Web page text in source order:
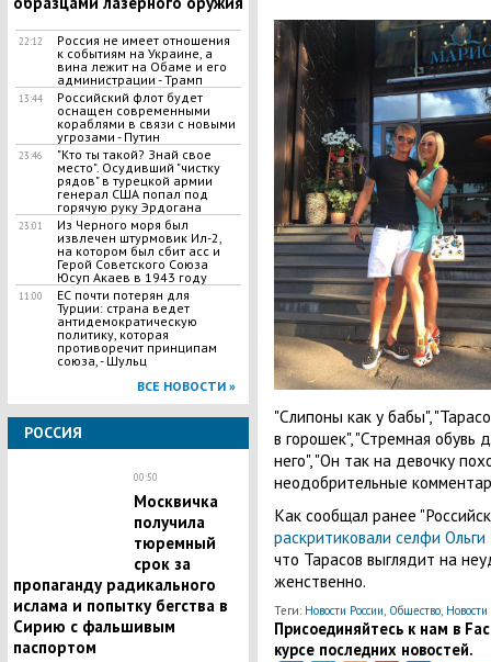
22:12
Россия не имеет отношения
к событиям на Украине, а
вина лежит на Обаме и его
администрации - Трамп
13:44
Российский флот будет
оснащен современными
кораблями в связи с новыми
угрозами - Путин
23:46
"Кто ты такой? Знай свое
место". Осудивший "чистку
рядов" в турецкой армии
генерал США попал под
горячую руку Эрдогана
23:01
Из Черного моря был
извлечен штурмовик Ил-2,
на котором был сбит асс и
Герой Советского Союза
Юсуп Акаев в 1943 году
11:00
ЕС почти потерян для
Турции: страна ведет
антидемократическую
политику, которая
противоречит принципам
союза, - Шульц
ВСЕ НОВОСТИ »
РОССИЯ
00:50
Москвичка
получила
тюремный
срок за
пропаганду радикального
ислама и попытку бегства в
Сирию с фальшивым
паспортом
"Слипоны как у бабы",
в горошек", "Стремная обувь
него", "Он так на девочку
неодобрительные
Как сообщал ранее
раскритиковали селфи
что Тарасов выглядит на
женственно.
Теги: Новости России, Общество,
Присоединяйтесь к нам в
курсе последних новостей.